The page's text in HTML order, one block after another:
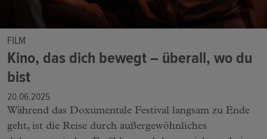
FILM
Kino, das dich bewegt – überall, wo du
bist
20.06.2025
Während das Doxumentale Festival langsam zu Ende
geht, ist die Reise durch außergewöhnliches